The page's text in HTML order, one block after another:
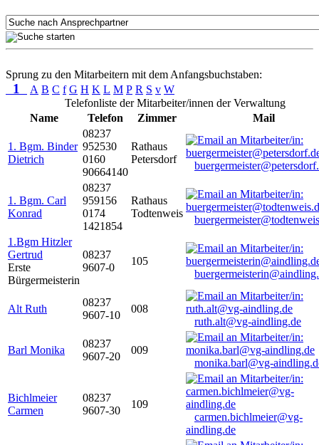
Sprung zu den Mitarbeitern mit dem Anfangsbuchstaben:
1 A B C f G H K L M P R S v W
Telefonliste der Mitarbeiter/innen der Verwaltung
Name
Telefon Zimmer Mail
1. Bgm. Binder
Dietrich
08237
952530
0160
90664140
Rathaus
Petersdorf
1. Bgm. Carl
Konrad
08237
959156
0174
1421854
Rathaus
Todtenweis
1.Bgm Hitzler
Gertrud
Erste
Bürgermeisterin
08237
9607-0
105
Alt Ruth
08237
9607-10
008
ruth.alt@vg-aindling.de
Barl Monika
08237
9607-20
009
monika.barl@vg-
Bichlmeier
Carmen
08237
9607-30
109
carmen.bichlmeier@vg-
aindling.de